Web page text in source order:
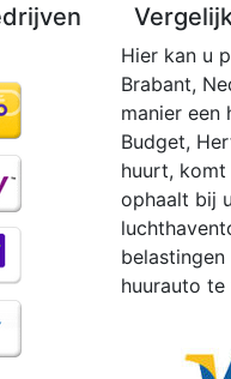
Hier kan u
Brabant,
manier een
Budget,
huurt, komt
ophaalt bij
huurauto te